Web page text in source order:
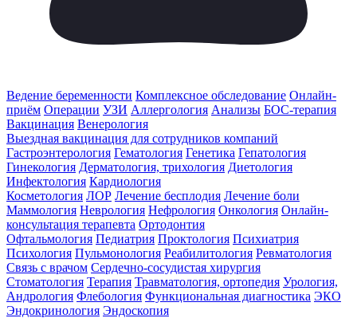
Ведение беременности Комплексное обследование Онлайн-
приём Операции УЗИ Аллергология Анализы БОС-терапия
Вакцинация Венерология
Выездная вакцинация для сотрудников компаний
Гастроэнтерология Гематология Генетика Гепатология
Гинекология Дерматология, трихология Диетология
Инфектология Кардиология
Косметология ЛОР Лечение бесплодия Лечение боли
Маммология Неврология Нефрология Онкология Онлайн-
консультация терапевта Ортодонтия
Офтальмология Педиатрия Проктология Психиатрия
Психология Пульмонология Реабилитология Ревматология
Связь с врачом Сердечно-сосудистая хирургия
Стоматология Терапия Травматология, ортопедия Урология,
Андрология Флебология Функциональная диагностика ЭКО
Эндокринология Эндоскопия